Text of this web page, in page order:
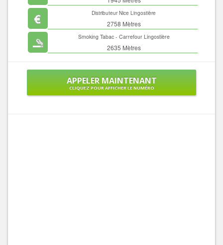
Distributeur Nice Lingostière
2758 Mètres
Smoking Tabac - Carrefour Lingostière
2635 Mètres
APPELER MAINTENANT
CLIQUEZ POUR AFFICHER LE NUMÉRO